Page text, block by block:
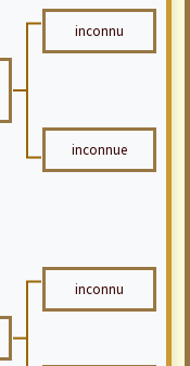
inconnu
inconnue
inconnu